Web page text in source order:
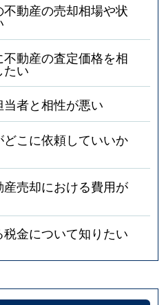
動産の売却相場や状
動産の査定価格を相
たい
者と相性が悪い
こに依頼していいか
売却における費用が
金について知りたい